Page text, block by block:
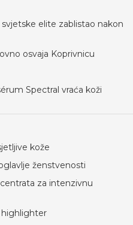
elite zablistao nakon
osvaja Koprivnicu
Spectral vraća koži
kože
ženstvenosti
za intenzivnu
highlighter